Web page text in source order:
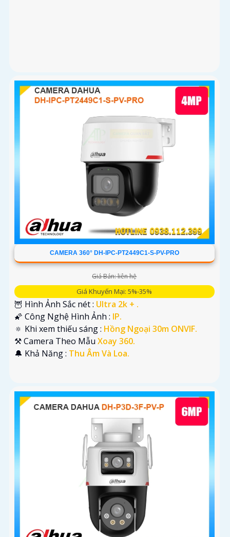
CAMERA 360° DH-IPC-PT2449C1-S-PV-PRO
Giá Bán: liên hệ
Giá Khuyến Mại: 5%-35%
🦉 Hình Ảnh Sắc nét : Ultra 2k + .
🌠 Công Nghệ Hình Ảnh : IP.
🔅 Khi xem thiếu sáng : Hồng Ngoại 30m ONVIF.
⚒ Camera Theo Mẫu Xoay 360.
️🔔 Khả Năng : Thu Âm Và Loa.